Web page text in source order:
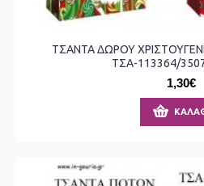
ΤΣΑΝΤΑ ΔΩΡΟΥ
ΤΣΑ-113364/
1,30€